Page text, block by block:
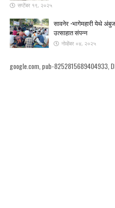
सप्टेंबर १९, २०२५
सावनेर -भागेमहारी येथे
उत्साहात संपन्न
नोव्हेंबर ०४, २०२५
google.com, pub-8252815689404933,